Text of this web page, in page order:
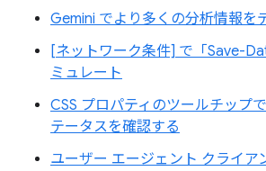
Gemini でより多くの分析情報を
[ネットワーク条件] で「Save-
ミュレート
CSS プロパティのツールチップ
テータスを確認する
ユーザー エージェント クライア